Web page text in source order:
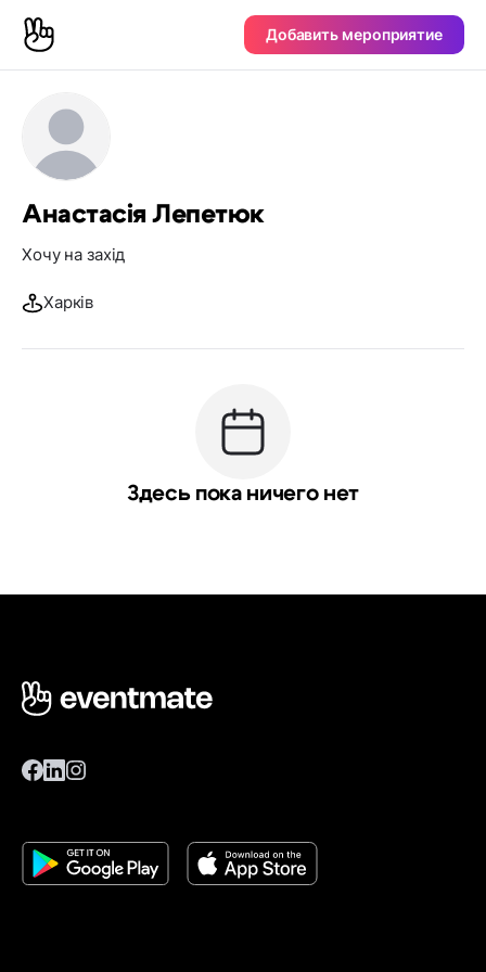
Добавить мероприятие
Анастасія Лепетюк
Хочу на захід
Харків
Здесь пока ничего нет